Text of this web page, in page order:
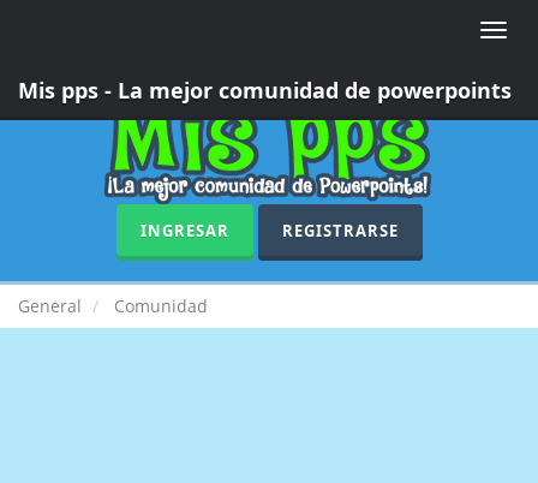
Toggle
Mis pps - La mejor comunidad de powerpoints
INGRESAR REGISTRARSE
General Comunidad